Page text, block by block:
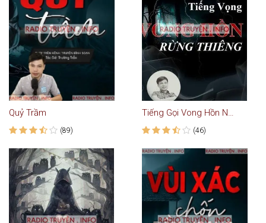
Quỷ Trầm
(89)
Tiếng Gọi Vong Hồn Nơi Rừng Thiêng
(46)